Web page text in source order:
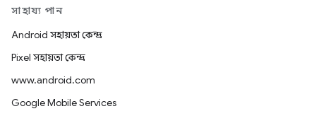
সাহায্য পান
Android সহায়তা কেন্দ্র
Pixel সহায়তা কেন্দ্র
www.android.com
Google Mobile Services